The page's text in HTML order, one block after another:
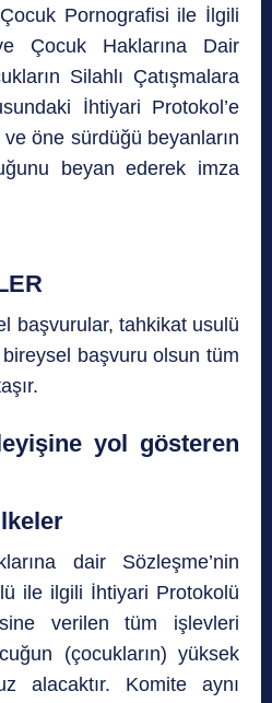
Pornografisi ile İlgili
Çocuk Haklarına Dair
Silahlı Çatışmalara
İhtiyari Protokol’e
öne sürdüğü beyanların
beyan ederek imza
başvurular, tahkikat usulü
başvuru olsun tüm
yol gösteren
dair Sözleşme’nin
ile ilgili İhtiyari Protokolü
verilen tüm işlevleri
(çocukların) yüksek
alacaktır. Komite aynı